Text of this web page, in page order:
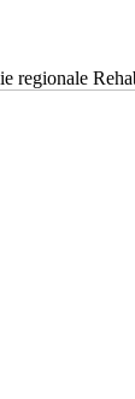
regionale